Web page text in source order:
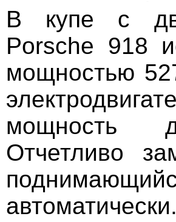
В купе с
Porsche 918
мощностью
мощность
Отчетливо